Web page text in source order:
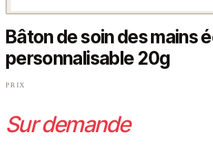
Bâton de soin des mains
personnalisable 20g
PRIX
Sur demande